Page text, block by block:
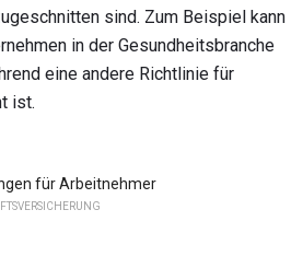
sind. Zum Beispiel kann
in der Gesundheitsbranche
eine andere Richtlinie für
ist.
für Arbeitnehmer